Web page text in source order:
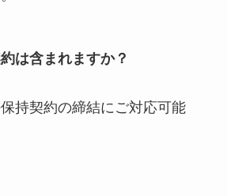
は含まれますか？
持契約の締結にご対応可能